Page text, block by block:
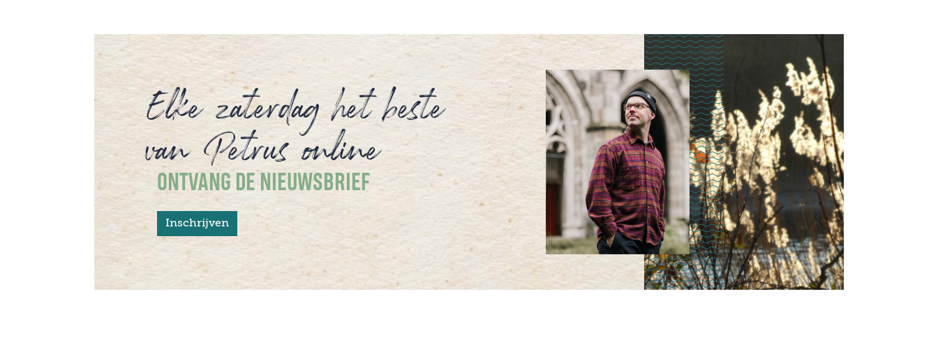
Elke zaterdag het beste
van Petrus online
ONTVANG DE NIEUWSBRIEF
Inschrijven